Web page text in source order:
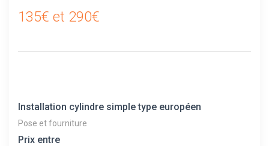
135€ et 290€
Installation cylindre simple type européen
Pose et fourniture
Prix entre